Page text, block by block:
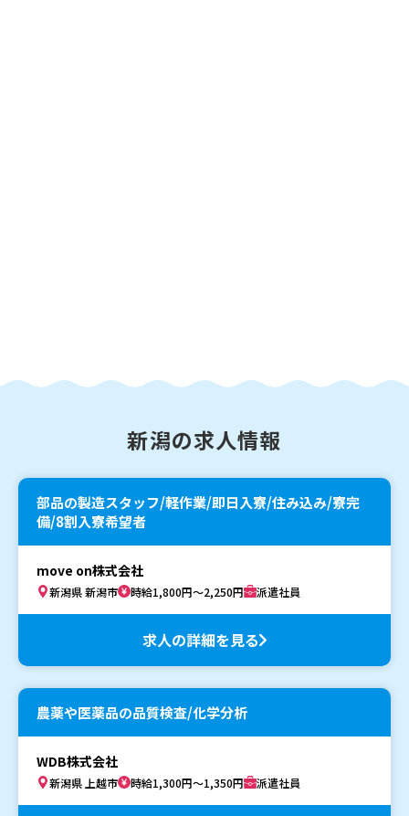
新潟の求人情報
部品の製造スタッフ/軽作業/即日入寮/住み込み/寮完
備/8割入寮希望者
move on株式会社
新潟県 新潟市 時給1,800円～2,250円 派遣社員
求人の詳細を見る
農薬や医薬品の品質検査/化学分析
WDB株式会社
新潟県 上越市 時給1,300円～1,350円 派遣社員